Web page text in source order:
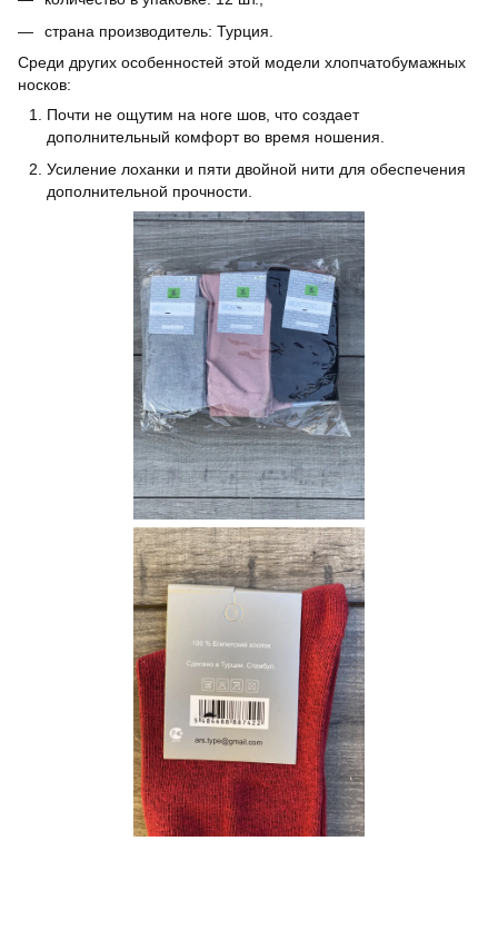
страна производитель: Турция.
Среди других особенностей этой модели хлопчатобумажных
носков:
Почти не ощутим на ноге шов, что создает
дополнительный комфорт во время ношения.
Усиление лоханки и пяти двойной нити для обеспечения
дополнительной прочности.